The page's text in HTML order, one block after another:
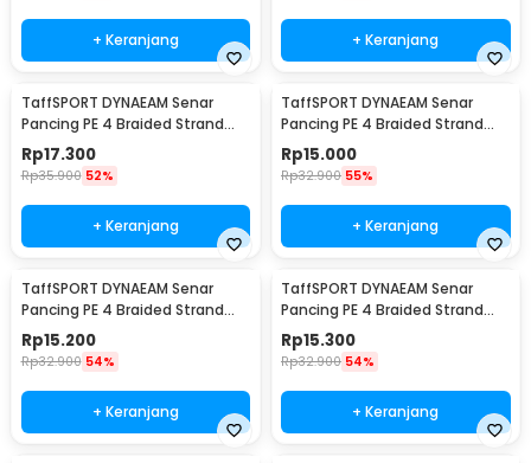
+ Keranjang + Keranjang
TaffSPORT DYNAEAM Senar
Pancing PE 4 Braided Strand
Fishing Line 100M 0.2 - FM10
Rp17.300
Rp35.900 52%
+ Keranjang
TaffSPORT DYNAEAM Senar
Pancing PE 4 Braided Strand
Fishing Line 100M 0.6 - FM10
Rp15.000
Rp32.900 55%
+ Keranjang
TaffSPORT DYNAEAM Senar
Pancing PE 4 Braided Strand
Fishing Line 100M 0.4 - FM10
Rp15.200
Rp32.900 54%
+ Keranjang
TaffSPORT DYNAEAM Senar
Pancing PE 4 Braided Strand
Fishing Line 100M 0.8 - FM10
Rp15.300
Rp32.900 54%
+ Keranjang